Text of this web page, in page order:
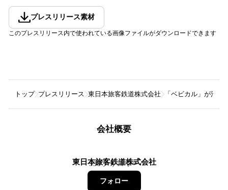
プレスリリース素材
このプレスリリース内で使われている画像ファイルがダウンロードできます
トップ プレスリリース 東日本旅客鉄道株式会社 「ベビカル」が池
会社概要
東日本旅客鉄道株式会社
339フォロワー
フォロー